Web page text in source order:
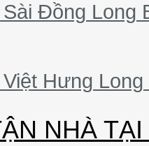
Đồng Long
Hưng
NHÀ